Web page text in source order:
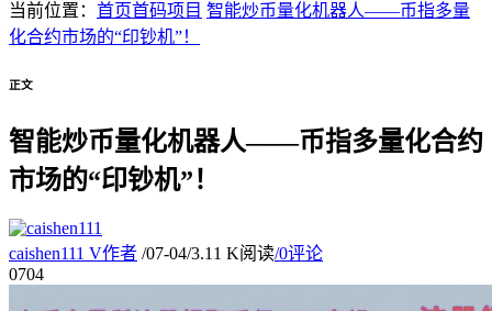
当前位置： 首页首码项目 智能炒币量化机器人——币指多量
化合约市场的“印钞机”！
正文
智能炒币量化机器人——币指多量化合约
市场的“印钞机”！
caishen111 V作者 /07-04/3.11 K阅读/0评论
0704